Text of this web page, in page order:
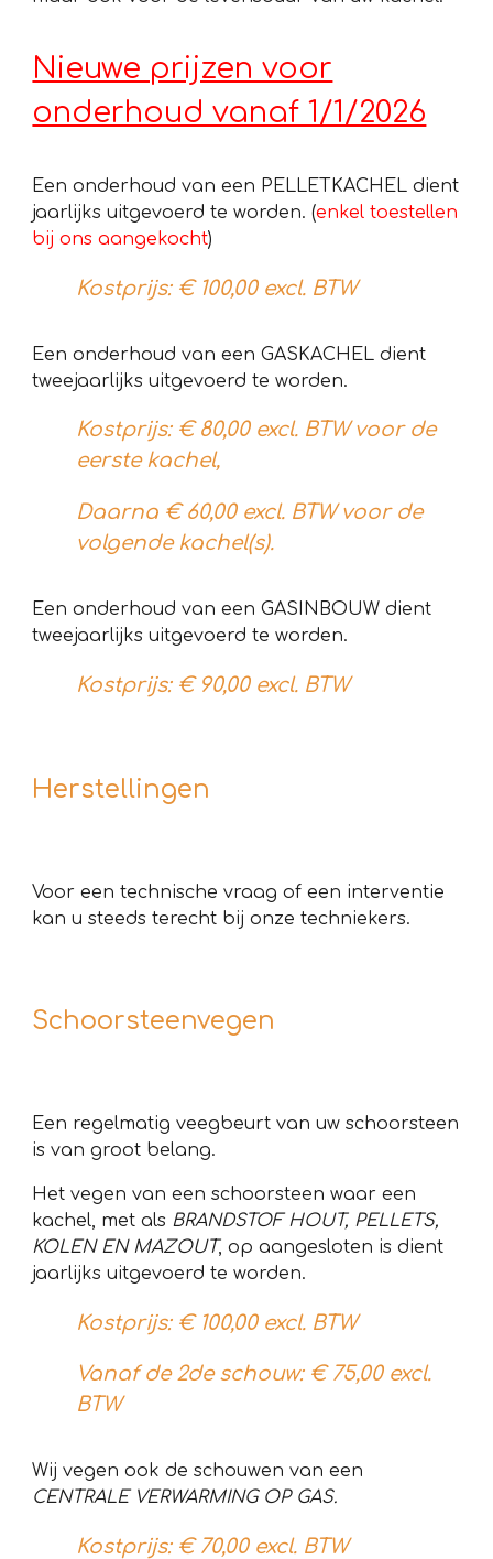
Nieuwe prijzen voor
onderhoud vanaf 1/1/2026
Een onderhoud van een PELLETKACHEL dient
jaarlijks uitgevoerd te worden. (enkel toestellen
bij ons aangekocht)
Kostprijs: € 100,00 excl. BTW
Een onderhoud van een GASKACHEL dient
tweejaarlijks uitgevoerd te worden.
Kostprijs: € 80,00 excl. BTW voor de
eerste kachel,
Daarna € 60,00 excl. BTW voor de
volgende kachel(s).
Een onderhoud van een GASINBOUW dient
tweejaarlijks uitgevoerd te worden.
Kostprijs: € 90,00 excl. BTW
Herstellingen
Voor een technische vraag of een interventie
kan u steeds terecht bij onze techniekers.
Schoorsteenvegen
Een regelmatig veegbeurt van uw schoorsteen
is van groot belang.
Het vegen van een schoorsteen waar een
kachel, met als BRANDSTOF HOUT, PELLETS,
KOLEN EN MAZOUT, op aangesloten is dient
jaarlijks uitgevoerd te worden.
Kostprijs: € 100,00 excl. BTW
Vanaf de 2de schouw: € 75,00 excl.
BTW
Wij vegen ook de schouwen van een
CENTRALE VERWARMING OP GAS.
Kostprijs: € 70,00 excl. BTW